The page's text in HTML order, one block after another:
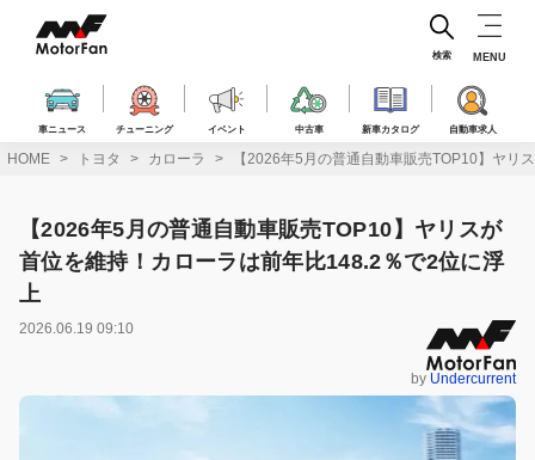
ス
車ニュース チューニング イベント 中古車 新車カタログ 自動車求人
検索 MENU
HOME トヨタ カローラ 【2026年5月の普通自動車販売TOP10】ヤリ
【2026年5月の普通自動車販売TOP10】ヤリスが
首位を維持！カローラは前年比148.2％で2位に浮
上
2026.06.19 09:10
by Undercurrent